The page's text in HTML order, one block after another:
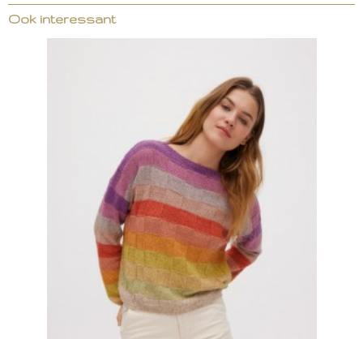
Ook interessant